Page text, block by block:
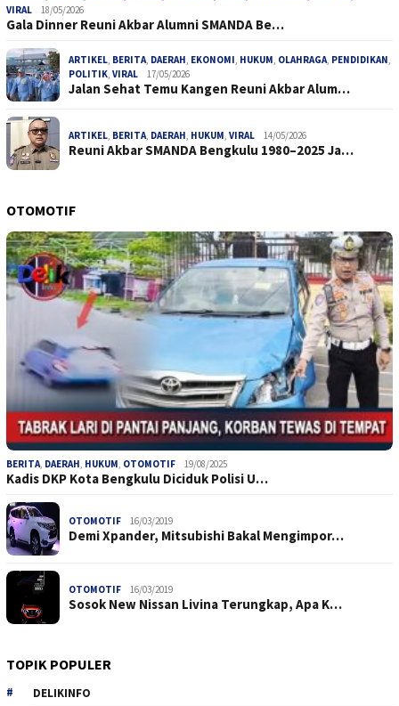
VIRAL
18/05/2026
Gala Dinner Reuni Akbar Alumni SMANDA Be…
ARTIKEL, BERITA, DAERAH, EKONOMI, HUKUM, OLAHRAGA, PENDIDIKAN,
POLITIK, VIRAL 17/05/2026
Jalan Sehat Temu Kangen Reuni Akbar Alum…
ARTIKEL, BERITA, DAERAH, HUKUM, VIRAL 14/05/2026
Reuni Akbar SMANDA Bengkulu 1980–2025 Ja…
OTOMOTIF
BERITA, DAERAH, HUKUM, OTOMOTIF 19/08/2025
Kadis DKP Kota Bengkulu Diciduk Polisi U…
OTOMOTIF 16/03/2019
Demi Xpander, Mitsubishi Bakal Mengimpor…
OTOMOTIF 16/03/2019
Sosok New Nissan Livina Terungkap, Apa K…
TOPIK POPULER
DELIKINFO